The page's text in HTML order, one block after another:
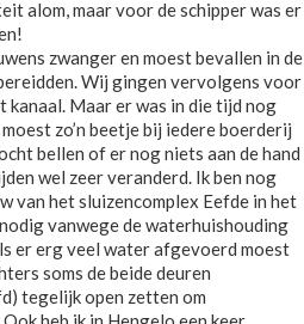
alom, maar voor de schipper was er
zwanger en moest bevallen in de
Wij gingen vervolgens voor
kanaal. Maar er was in die tijd nog
zo’n beetje bij iedere boerderij
bellen of er nog niets aan de hand
wel zeer veranderd. Ik ben nog
van het sluizencomplex Eefde in het
vanwege de waterhuishouding
er erg veel water afgevoerd moest
soms de beide deuren
tegelijk open zetten om